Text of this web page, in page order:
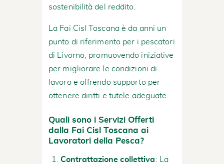
sostenibilità del reddito.
La Fai Cisl Toscana è da anni un
punto di riferimento per i pescatori
di Livorno, promuovendo iniziative
per migliorare le condizioni di
lavoro e offrendo supporto per
ottenere diritti e tutele adeguate.
Quali sono i Servizi Offerti
dalla Fai Cisl Toscana ai
Lavoratori della Pesca?
Contrattazione collettiva: La